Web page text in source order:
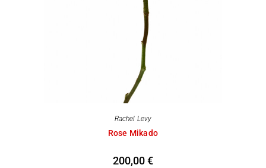
Rachel Levy
Rose Mikado
200,00€